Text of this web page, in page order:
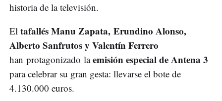
historia de la televisión.
El tafallés Manu Zapata, Erundino Alonso,
Alberto Sanfrutos y Valentín Ferrero
han protagonizado laemisión especial de Antena 3
para celebrar su gran gesta: llevarse el bote de
4.130.000 euros.